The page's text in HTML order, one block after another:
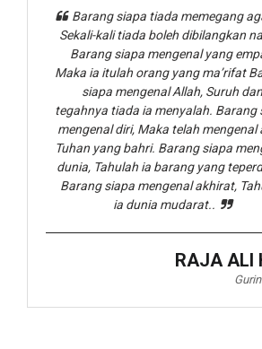
Barang siapa tiada memegang
Sekali-kali tiada boleh dibilangkan
Barang siapa mengenal yang
Maka ia itulah orang yang ma’rifat
siapa mengenal Allah, Suruh dan
tegahnya tiada ia menyalah. Barang
mengenal diri, Maka telah mengenal
Tuhan yang bahri. Barang siapa
dunia, Tahulah ia barang yang
Barang siapa mengenal akhirat,
ia dunia mudarat..
RAJA ALI